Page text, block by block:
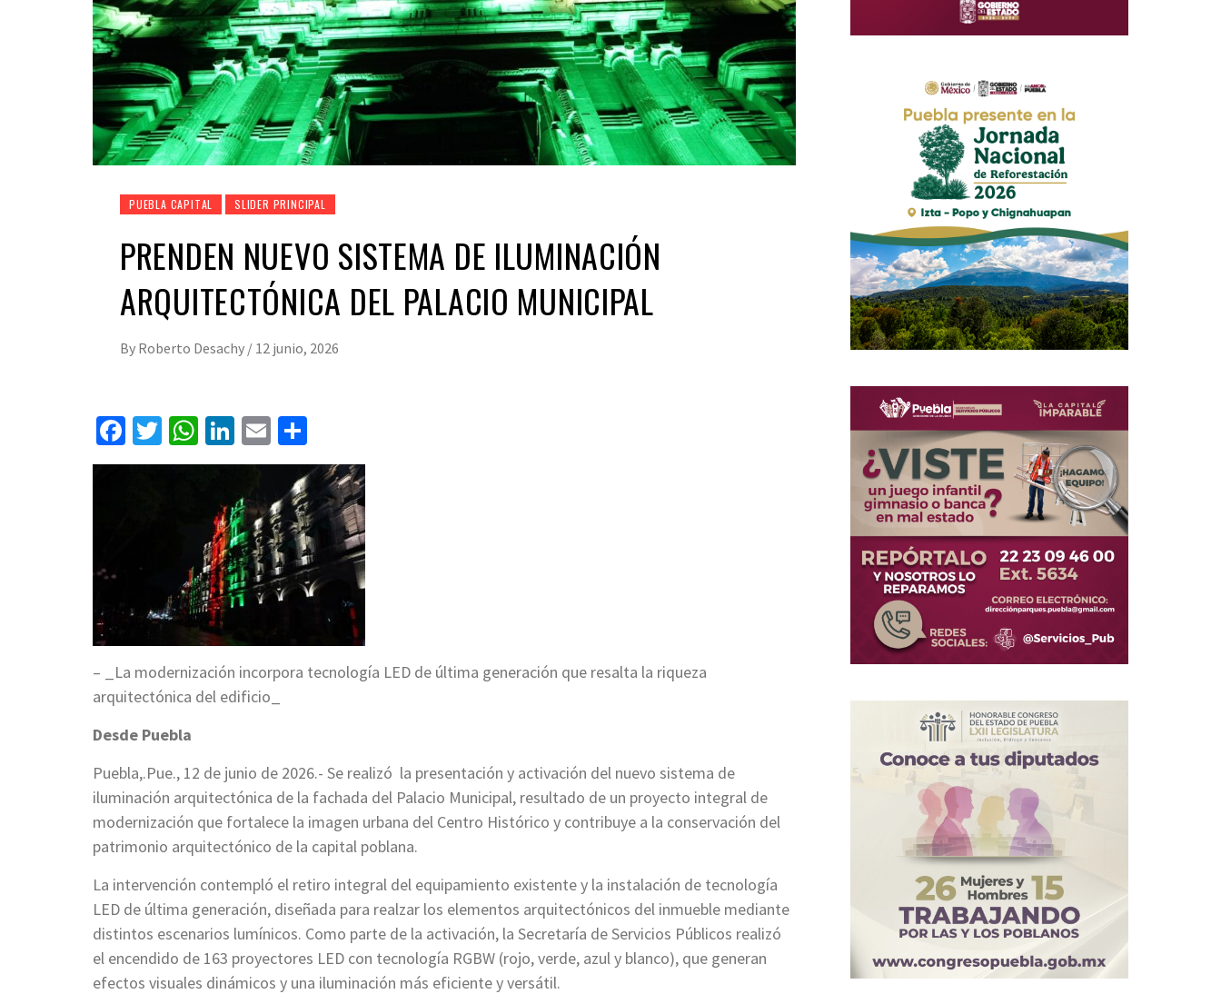
PUEBLA CAPITAL SLIDER PRINCIPAL
PRENDEN NUEVO SISTEMA DE ILUMINACIÓN
ARQUITECTÓNICA DEL PALACIO MUNICIPAL
By Roberto Desachy / 12 junio, 2026
Facebook
Twitter
WhatsApp
LinkedIn
Email
– _La modernización incorpora tecnología LED de última generación que resalta la riqueza
arquitectónica del edificio_
Desde Puebla
Puebla,.Pue., 12 de junio de 2026.- Se realizó la presentación y activación del nuevo sistema de
iluminación arquitectónica de la fachada del Palacio Municipal, resultado de un proyecto integral de
modernización que fortalece la imagen urbana del Centro Histórico y contribuye a la conservación del
patrimonio arquitectónico de la capital poblana.
La intervención contempló el retiro integral del equipamiento existente y la instalación de tecnología
LED de última generación, diseñada para realzar los elementos arquitectónicos del inmueble mediante
distintos escenarios lumínicos. Como parte de la activación, la Secretaría de Servicios Públicos realizó
el encendido de 163 proyectores LED con tecnología RGBW (rojo, verde, azul y blanco), que generan
efectos visuales dinámicos y una iluminación más eficiente y versátil.